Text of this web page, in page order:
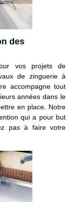
des
vos projets de
de zinguerie à
accompagne tout
années dans le
en place. Notre
qui a pour but
pas à faire votre